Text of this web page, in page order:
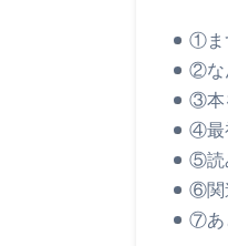
①ま
②な
③本
④最
⑤読
⑥関
⑦あ